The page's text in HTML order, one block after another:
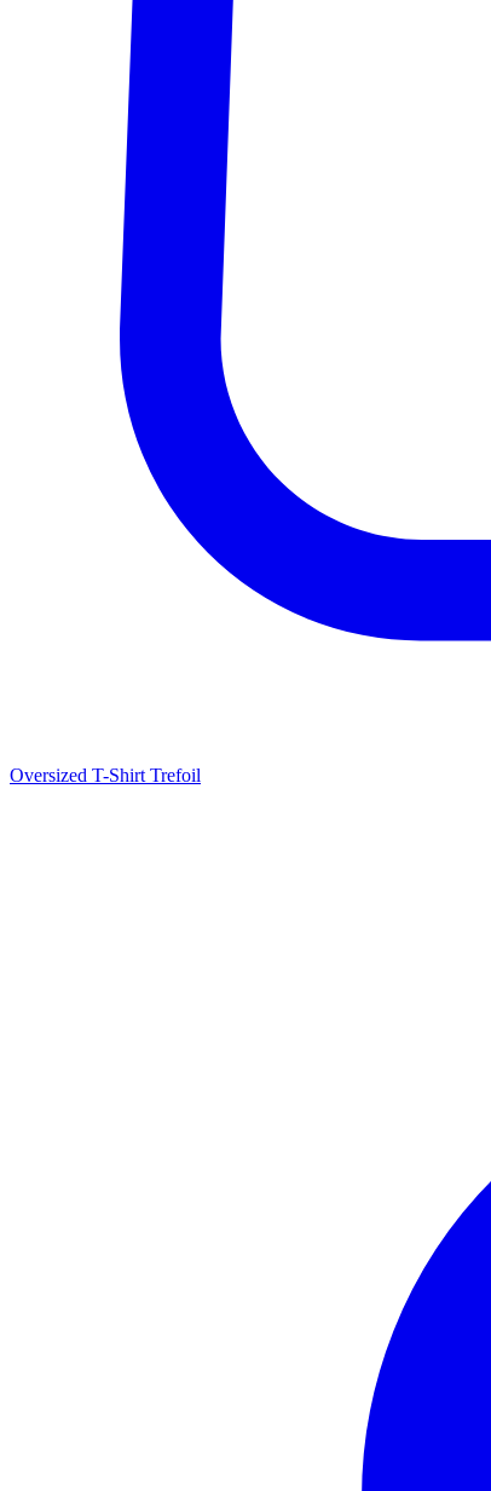
Oversized T-Shirt Trefoil